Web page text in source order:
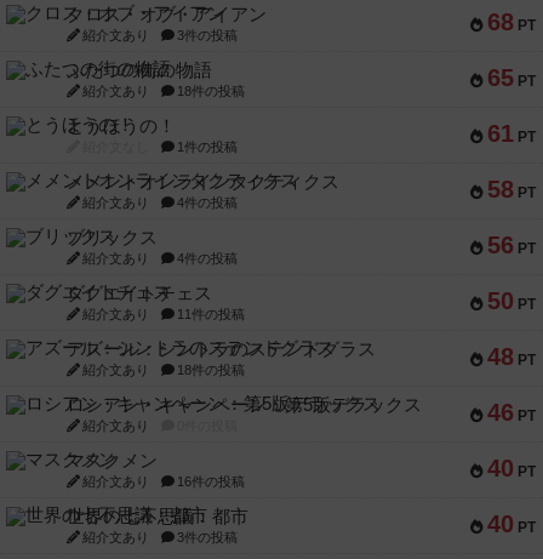
68 PT
クロス・オブ・アイアン
紹介文あり 3件の投稿
65 PT
ふたつの街の物語
紹介文あり 18件の投稿
61 PT
とうほうの！
1件の投稿
58 PT
メメントオンラインタクティクス
紹介文あり 4件の投稿
56 PT
ブリックス
紹介文あり 4件の投稿
50 PT
ダグエイトチェス
紹介文あり 11件の投稿
48 PT
アズール：シントラのステンドグラス
紹介文あり 18件の投稿
46 PT
ロシアン・キャンペーン：第5版デラックス
紹介文あり
40 PT
マスクメン
紹介文あり 16件の投稿
40 PT
世界の七不思議：都市
紹介文あり 3件の投稿